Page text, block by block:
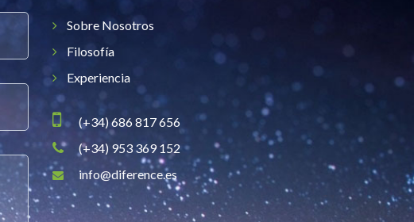
Sobre Nosotros
Filosofía
Experiencia
(+34) 686 817 656
(+34) 953 369 152
info@diference.es